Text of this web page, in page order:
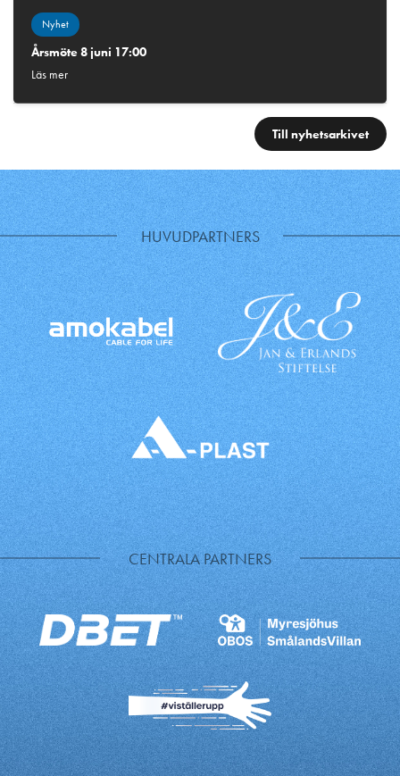
Nyhet
Årsmöte 8 juni 17:00
Läs mer
Till nyhetsarkivet
HUVUDPARTNERS
CENTRALA PARTNERS